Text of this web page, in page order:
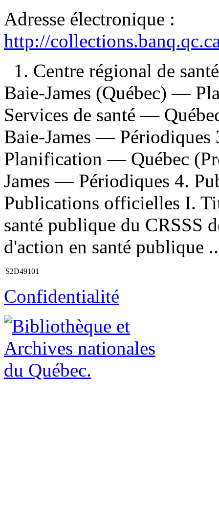
Adresse électronique :
http://
1. Centre régional de
Baie-James (Québec) —
Services de santé —
Baie-James —
Planification — Québec
James — Périodiques 4.
Publications officielles I.
santé publique du CRSSS
d'action en santé publique
S2D49101
Confidentialité